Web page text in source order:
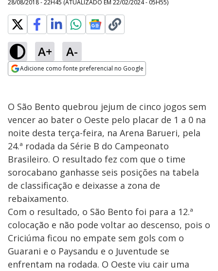
28/08/2018 - 22H45 (ATUALIZADO EM 22/02/2024 - 05H55)
A+ A-
Adicione como fonte preferencial no Google
O São Bento quebrou jejum de cinco jogos sem
vencer ao bater o Oeste pelo placar de 1 a 0 na
noite desta terça-feira, na Arena Barueri, pela
24.ª rodada da Série B do Campeonato
Brasileiro. O resultado fez com que o time
sorocabano ganhasse seis posições na tabela
de classificação e deixasse a zona de
rebaixamento.
Com o resultado, o São Bento foi para a 12.ª
colocação e não pode voltar ao descenso, pois o
Criciúma ficou no empate sem gols com o
Guarani e o Paysandu e o Juventude se
enfrentam na rodada. O Oeste viu cair uma